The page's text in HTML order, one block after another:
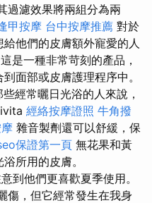
過濾效果將兩組分為兩
甲按摩 台中按摩推薦 對於
他們的皮膚額外寵愛的人
這是一種非常苛刻的產品，
面部或皮膚護理程序中。
經常曬日光浴的人來說，
經絡按摩證照 牛角撥
雜音製劑還可以舒緩，保
保證第一頁 無花果和黃
所用的皮膚。
到他們更喜歡夏季使用。
傷，但它經常發生在我身